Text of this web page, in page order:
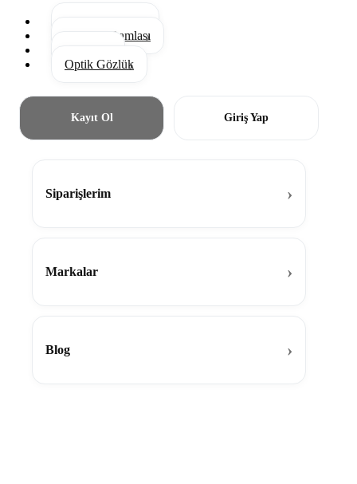
Gözyaşı Damlası
Optik Gözlük
Kayıt Ol Giriş Yap
Siparişlerim
Markalar
Blog